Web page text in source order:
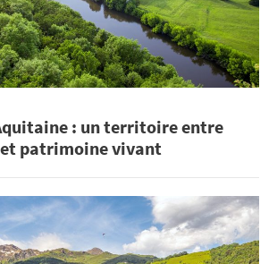
: un territoire entre
patrimoine vivant